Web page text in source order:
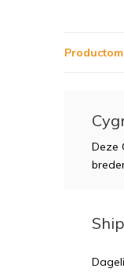
Deze